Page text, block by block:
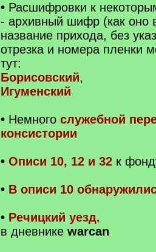
• Расшифровки к
- архивный шифр (как оно
название прихода, без
отрезка и номера пленки
тут:
Борисовский,
Игуменский
• Немного служебной
консистории
• Описи 10, 12 и 32 к
• В описи 10
• Речицкий уезд.
в дневнике warcan